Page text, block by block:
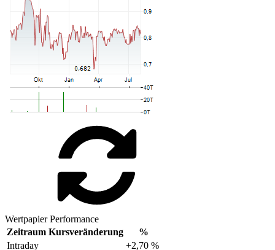
Wertpapier Performance
Zeitraum Kursveränderung
%
Intraday
+2,70 %